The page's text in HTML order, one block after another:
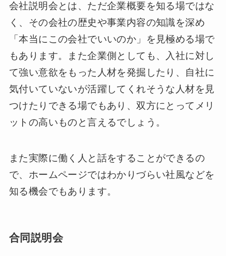
会社説明会とは、ただ企業概要を知る場ではな
く、その会社の歴史や事業内容の知識を深め
「本当にこの会社でいいのか」を見極める場で
もあります。また企業側としても、入社に対し
て強い意欲をもった人材を発掘したり、自社に
気付いていないが活躍してくれそうな人材を見
つけたりできる場でもあり、双方にとってメリ
ットの高いものと言えるでしょう。
また実際に働く人と話をすることができるの
で、ホームページではわかりづらい社風などを
知る機会でもあります。
合同説明会